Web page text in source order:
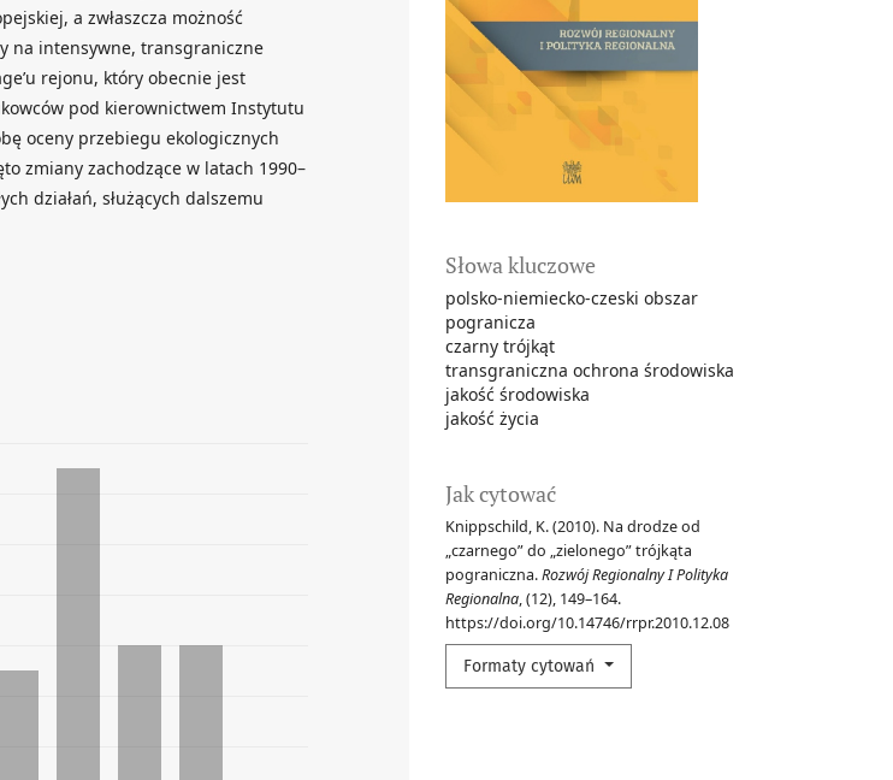
Słowa kluczowe
polsko-niemiecko-czeski obszar
pogranicza
czarny trójkąt
transgraniczna ochrona środowiska
jakość środowiska
jakość życia
Jak cytować
Knippschild, K. (2010). Na drodze od
„czarnego” do „zielonego” trójkąta
pograniczna.Rozwój Regionalny I Polityka
Regionalna, (12), 149–164.
https://doi.org/10.14746/rrpr.2010.12.08
Formaty cytowań
a zwłaszcza możność
na intensywne, transgraniczne
rejonu, który obecnie jest
pod kierownictwem Instytutu
oceny przebiegu ekologicznych
zmiany zachodzące w latach 1990–
działań, służących dalszemu